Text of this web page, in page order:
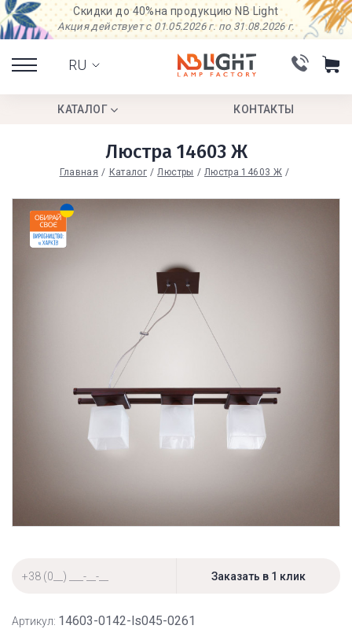
Скидки до 40%на продукцию NB Light
Акция действует с 01.05.2026 г. по 31.08.2026 г.
RU
КАТАЛОГ КОНТАКТЫ
Люстра 14603 Ж
Главная Каталог Люстры Люстра 14603 Ж
Артикул: 14603-0142-ls045-0261